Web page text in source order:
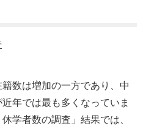
数は増加の一方であり、中
年では最も多くなっていま
学者数の調査」結果では、